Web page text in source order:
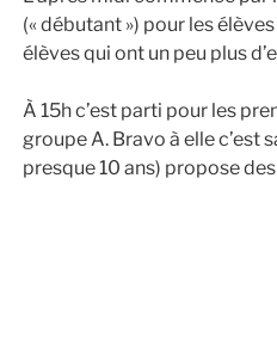
(« débutant ») pour les
élèves qui ont un peu plus
À 15h c’est parti pour les
groupe A. Bravo à elle c’est
presque 10 ans) propose